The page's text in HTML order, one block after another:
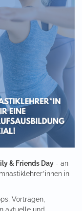
& Friends Day - an
in
Vorträgen,
aktuelle und